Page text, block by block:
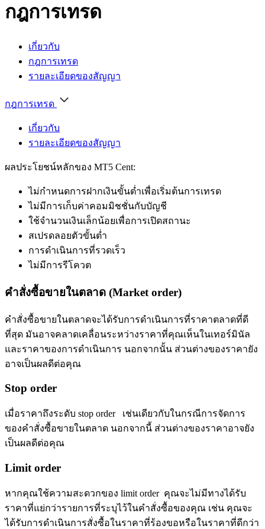
กฎการเทรด
เกี่ยวกับ
กฎการเทรด
รายละเอียดของสัญญา
กฎการเทรด
เกี่ยวกับ
รายละเอียดของสัญญา
ผลประโยชน์หลักของ MT5 Cent:
ไม่กำหนดการฝากเงินขั้นต่ำเพื่อเริ่มต้นการเทรด
ไม่มีการเก็บค่าคอมมิชชั่นกับบัญชี
ใช้จำนวนเงินเล็กน้อยเพื่อการเปิดสถานะ
สเปรดลอยตัวขั้นต่ำ
การดำเนินการที่รวดเร็ว
ไม่มีการรีโควต
คำสั่งซื้อขายในตลาด (Market order)
คำสั่งซื้อขายในตลาดจะได้รับการดำเนินการที่ราคาตลาดที่ดี
ที่สุด มันอาจคลาดเคลื่อนระหว่างราคาที่คุณเห็นในเทอร์มินัล
และราคาของการดำเนินการ นอกจากนั้น ส่วนต่างของราคายัง
อาจเป็นผลดีต่อคุณ
Stop order
เมื่อราคาถึงระดับ stop order เช่นเดียวกับในกรณีการจัดการ
ของคำสั่งซื้อขายในตลาด นอกจากนี้ ส่วนต่างของราคาอาจยัง
เป็นผลดีต่อคุณ
Limit order
หากคุณใช้ความสะดวกของ limit order คุณจะไม่มีทางได้รับ
ราคาที่แย่กว่ารายการที่ระบุไว้ในคำสั่งซื้อของคุณ เช่น คุณจะ
ได้รับการดำเนินการสั่งซื้อในราคาที่ร้องขอหรือในราคาที่ดีกว่า